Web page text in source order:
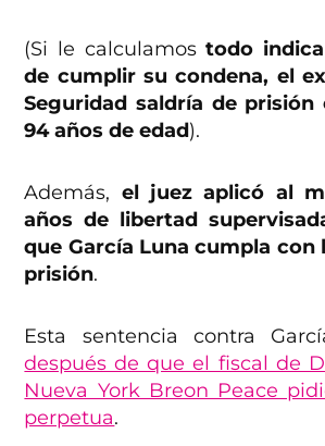
(Si le calculamostodo
de cumplir su condena, el
Seguridad saldría de prisión
94 años de edad).
Además, el juez aplicó al
años de libertad
que García Luna cumpla con
prisión.
Esta sentencia contra
después de que el fiscal de
Nueva York Breon Peace
perpetua.